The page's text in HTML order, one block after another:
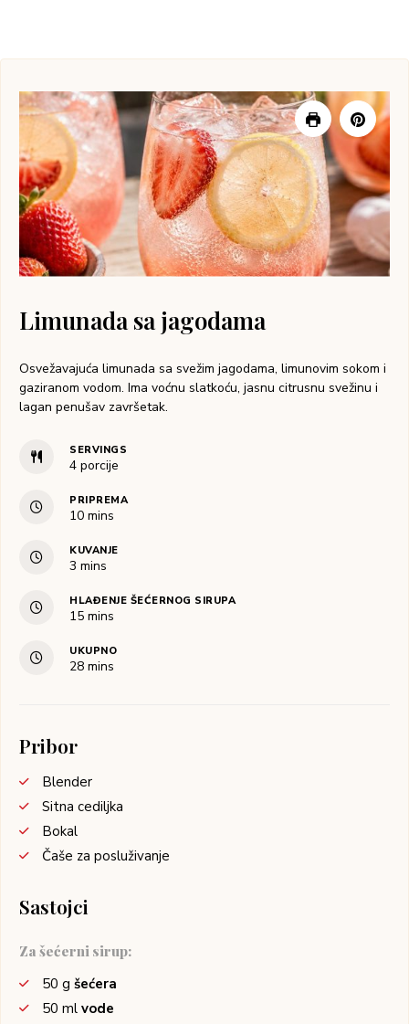
Limunada sa jagodama
Osvežavajuća limunada sa svežim jagodama, limunovim sokom i
gaziranom vodom. Ima voćnu slatkoću, jasnu citrusnu svežinu i
lagan penušav završetak.
SERVINGS
4 porcije
PRIPREMA
10 mins
KUVANJE
3 mins
HLAĐENJE ŠEĆERNOG SIRUPA
15 mins
UKUPNO
28 mins
Pribor
Blender
Sitna cediljka
Bokal
Čaše za posluživanje
Sastojci
Za šećerni sirup:
50 g šećera
50 ml vode